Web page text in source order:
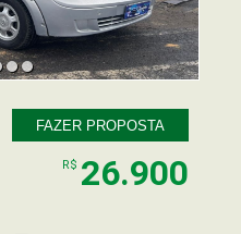
FAZER PROPOSTA
R$ 26.900